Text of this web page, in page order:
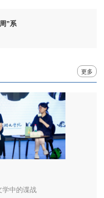
”系
更多
学中的谍战